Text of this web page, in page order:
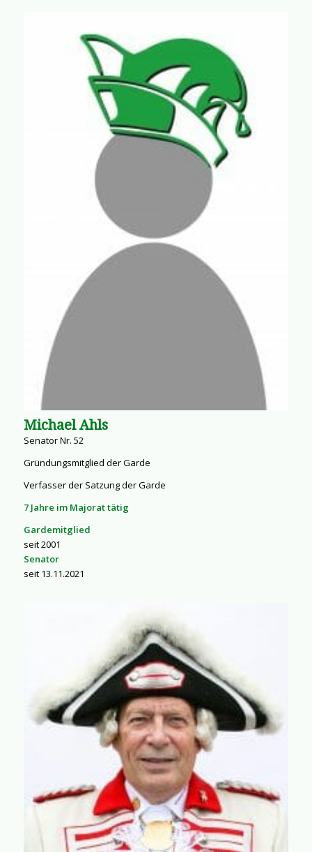
Michael Ahls
Senator Nr. 52
Gründungsmitglied der Garde
Verfasser der Satzung der Garde
7 Jahre im Majorat tätig
Gardemitglied
seit 2001
Senator
seit 13.11.2021